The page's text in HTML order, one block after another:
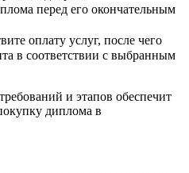
перед его окончательным
оплату услуг, после чего
в соответствии с выбранным
и этапов обеспечит
диплома в